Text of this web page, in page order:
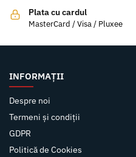
Plata cu cardul
MasterCard / Visa / Pluxee
INFORMAȚII
Despre noi
Termeni și condiții
GDPR
Politică de Cookies